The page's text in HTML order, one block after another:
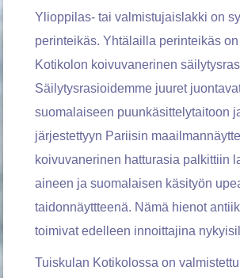
Ylioppilas- tai valmistujaislakki on
perinteikäs. Yhtälailla perinteikäs
Kotikolon koivuvanerinen
Säilytysrasioidemme juuret
suomalaiseen puunkäsittelytaitoon
järjestettyyn Pariisin
koivuvanerinen hatturasia palkittiin
aineen ja suomalaisen käsityön
taidonnäyttteenä. Nämä hienot
toimivat edelleen innoittajina
Tuiskulan Kotikolossa on